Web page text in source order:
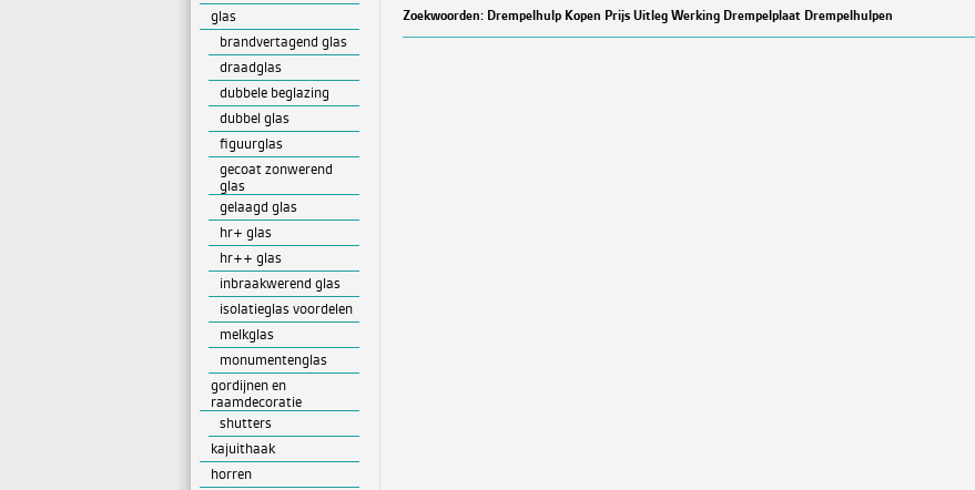
Zoekwoorden: Drempelhulp Kopen Prijs Uitleg Werking Drempelplaat Drempelhulpen
glas
brandvertagend glas
draadglas
dubbele beglazing
dubbel glas
figuurglas
gecoat zonwerend
glas
gelaagd glas
hr+ glas
hr++ glas
inbraakwerend glas
isolatieglas voordelen
melkglas
monumentenglas
gordijnen en
raamdecoratie
shutters
kajuithaak
horren